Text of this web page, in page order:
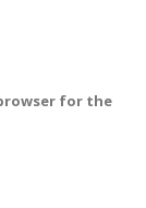
for the